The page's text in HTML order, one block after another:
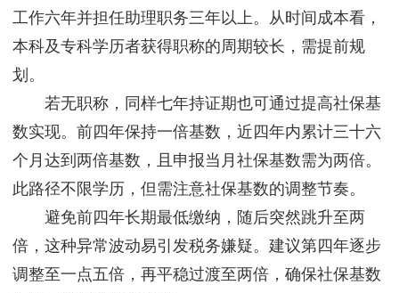
工作六年并担任助理职务三年以上。从时间成本看，
本科及专科学历者获得职称的周期较长，需提前规
划。
若无职称，同样七年持证期也可通过提高社保基
数实现。前四年保持一倍基数，近四年内累计三十六
个月达到两倍基数，且申报当月社保基数需为两倍。
此路径不限学历，但需注意社保基数的调整节奏。
避免前四年长期最低缴纳，随后突然跳升至两
倍，这种异常波动易引发税务嫌疑。建议第四年逐步
调整至一点五倍，再平稳过渡至两倍，确保社保基数